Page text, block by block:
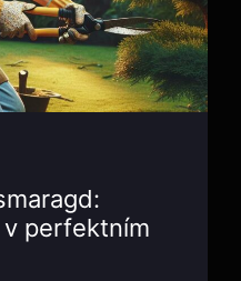
perfektním